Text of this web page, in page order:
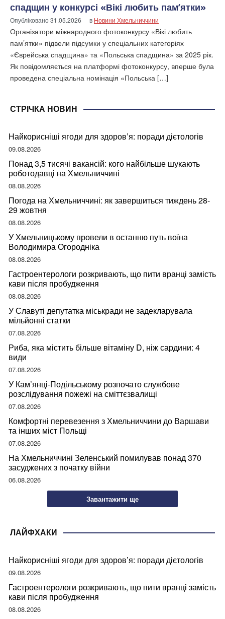
спадщин у конкурсі «Вікі любить пам’ятки»
Опубліковано31.05.2026 в Новини Хмельниччини
Організатори міжнародного фотоконкурсу «Вікі любить
пам’ятки» підвели підсумки у спеціальних категоріях
«Єврейська спадщина» та «Польська спадщина» за 2025 рік.
Як повідомляється на платформі фотоконкурсу, вперше була
проведена спеціальна номінація «Польська […]
СТРІЧКА НОВИН
Найкорисніші ягоди для здоров’я: поради дієтологів
09.08.2026
Понад 3,5 тисячі вакансій: кого найбільше шукають
роботодавці на Хмельниччині
08.08.2026
Погода на Хмельниччині: як завершиться тиждень 28-
29 жовтня
08.08.2026
У Хмельницькому провели в останню путь воїна
Володимира Огородніка
08.08.2026
Гастроентерологи розкривають, що пити вранці замість
кави після пробудження
08.08.2026
У Славуті депутатка міськради не задекларувала
мільйонні статки
07.08.2026
Риба, яка містить більше вітаміну D, ніж сардини: 4
види
07.08.2026
У Кам’янці-Подільському розпочато службове
розслідування пожежі на сміттєзвалищі
07.08.2026
Комфортні перевезення з Хмельниччини до Варшави
та інших міст Польщі
07.08.2026
На Хмельниччині Зеленський помилував понад 370
засуджених з початку війни
06.08.2026
Завантажити ще
ЛАЙФХАКИ
Найкорисніші ягоди для здоров’я: поради дієтологів
09.08.2026
Гастроентерологи розкривають, що пити вранці замість
кави після пробудження
08.08.2026